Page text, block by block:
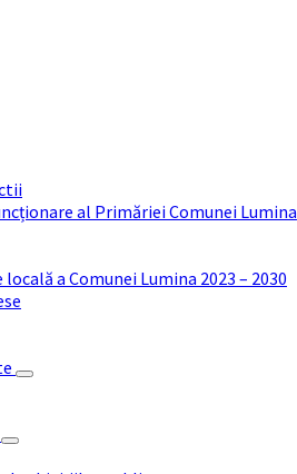
al Primăriei Comunei Lumina
a Comunei Lumina 2023 – 2030